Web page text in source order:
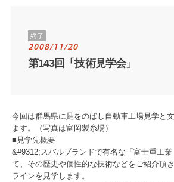
終了
2008/11/20
第143回「技術見学会」
今回は群馬県に足をのばし自動車工場見学と
ます。（写真は富岡製糸場）
■見学先概要
&#9312;スバルブランドで有名な「富士重工
て、その歴史や個性的な技術などをご紹介頂
ラインを見学します。